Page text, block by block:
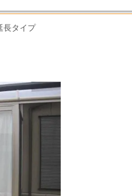
タイプ